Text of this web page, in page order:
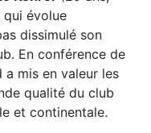
qui évolue
dissimulé son
En conférence de
a mis en valeur les
qualité du club
et continentale.